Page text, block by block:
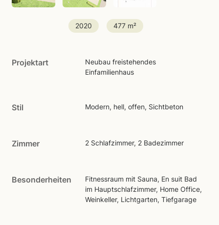
2020 477 m²
Projektart
Neubau freistehendes
Einfamilienhaus
Stil Modern, hell, offen, Sichtbeton
Zimmer 2 Schlafzimmer, 2 Badezimmer
Besonderheiten
Fitnessraum mit Sauna, En suit Bad
im Hauptschlafzimmer, Home Office,
Weinkeller, Lichtgarten, Tiefgarage